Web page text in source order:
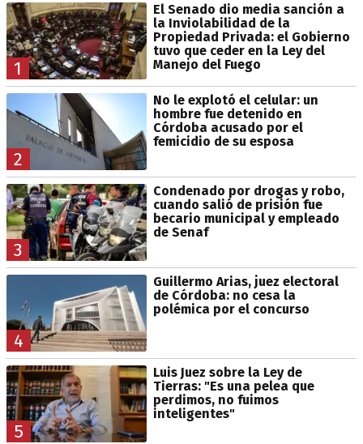
1
El Senado dio media sanción a
la Inviolabilidad de la
Propiedad Privada: el Gobierno
tuvo que ceder en la Ley del
Manejo del Fuego
2
No le explotó el celular: un
hombre fue detenido en
Córdoba acusado por el
femicidio de su esposa
3
Condenado por drogas y robo,
cuando salió de prisión fue
becario municipal y empleado
de Senaf
4
Guillermo Arias, juez electoral
de Córdoba: no cesa la
polémica por el concurso
5
Luis Juez sobre la Ley de
Tierras: "Es una pelea que
perdimos, no fuimos
inteligentes"